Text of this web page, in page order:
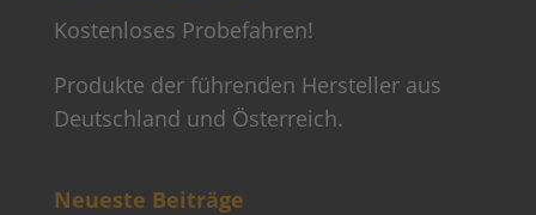
Kostenloses Probefahren!
Produkte der führenden Hersteller aus
Deutschland und Österreich.
Neueste Beiträge